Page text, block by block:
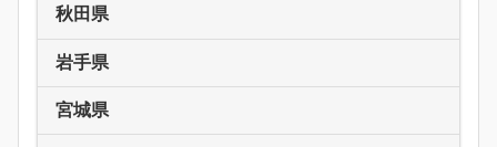
秋田県
岩手県
宮城県